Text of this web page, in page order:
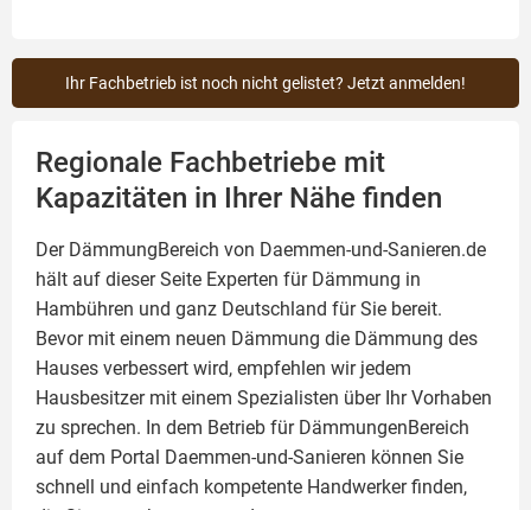
Ihr Fachbetrieb ist noch nicht gelistet? Jetzt anmelden!
Regionale Fachbetriebe mit
Kapazitäten in Ihrer Nähe finden
Der DämmungBereich von Daemmen-und-Sanieren.de
hält auf dieser Seite Experten für Dämmung in
Hambühren und ganz Deutschland für Sie bereit.
Bevor mit einem neuen Dämmung die Dämmung des
Hauses verbessert wird, empfehlen wir jedem
Hausbesitzer mit einem Spezialisten über Ihr Vorhaben
zu sprechen. In dem Betrieb für DämmungenBereich
auf dem Portal Daemmen-und-Sanieren können Sie
schnell und einfach kompetente Handwerker finden,